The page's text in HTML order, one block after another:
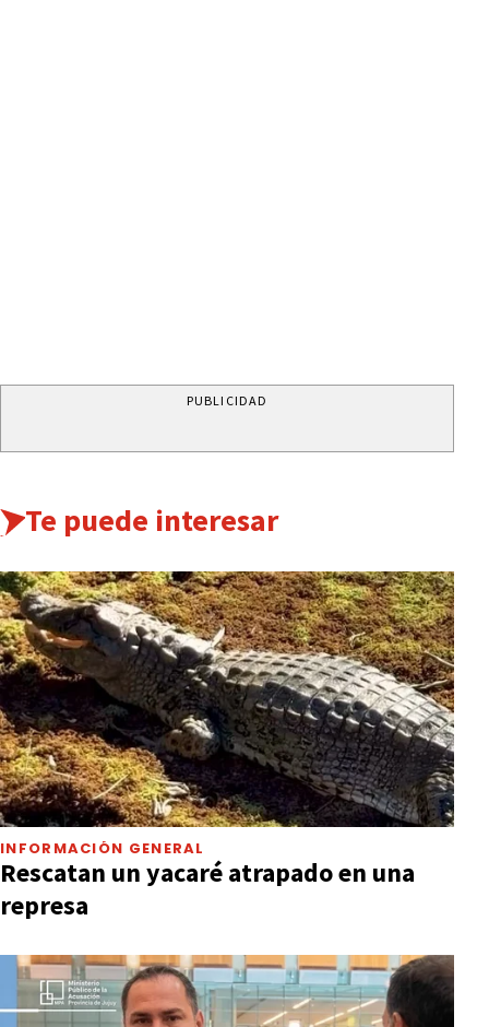
PUBLICIDAD
Te puede interesar
INFORMACIÓN GENERAL
Rescatan un yacaré atrapado en una
represa